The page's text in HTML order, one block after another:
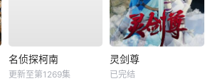
名侦探柯南
更新至第1269集
灵剑尊
已完结